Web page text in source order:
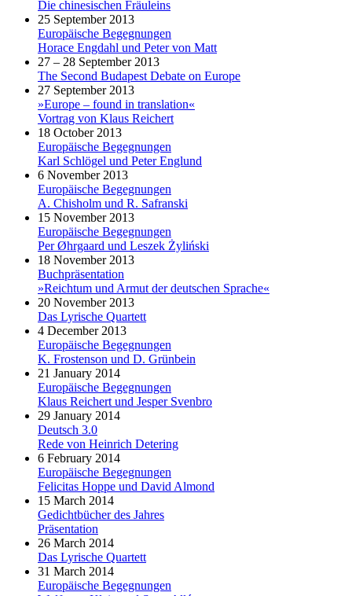
Die chinesischen Fräuleins
25 September 2013
Europäische Begegnungen
Horace Engdahl und Peter von Matt
27 – 28 September 2013
The Second Budapest Debate on Europe
27 September 2013
»Europe – found in translation«
Vortrag von Klaus Reichert
18 October 2013
Europäische Begegnungen
Karl Schlögel und Peter Englund
6 November 2013
Europäische Begegnungen
A. Chisholm und R. Safranski
15 November 2013
Europäische Begegnungen
Per Øhrgaard und Leszek Żyliński
18 November 2013
Buchpräsentation
»Reichtum und Armut der deutschen Sprache«
20 November 2013
Das Lyrische Quartett
4 December 2013
Europäische Begegnungen
K. Frostenson und D. Grünbein
21 January 2014
Europäische Begegnungen
Klaus Reichert und Jesper Svenbro
29 January 2014
Deutsch 3.0
Rede von Heinrich Detering
6 February 2014
Europäische Begegnungen
Felicitas Hoppe und David Almond
15 March 2014
Gedichtbücher des Jahres
Präsentation
26 March 2014
Das Lyrische Quartett
31 March 2014
Europäische Begegnungen